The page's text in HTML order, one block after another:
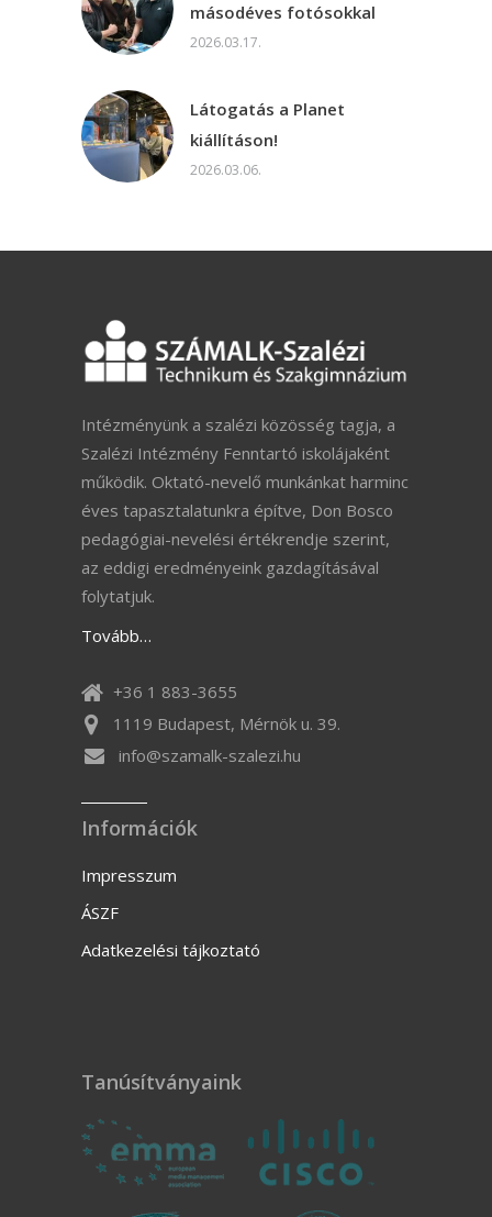
másodéves fotósokkal
2026.03.17.
Látogatás a Planet
kiállításon!
2026.03.06.
Intézményünk a szalézi közösség tagja, a
Szalézi Intézmény Fenntartó iskolájaként
működik. Oktató-nevelő munkánkat harminc
éves tapasztalatunkra építve, Don Bosco
pedagógiai-nevelési értékrendje szerint,
az eddigi eredményeink gazdagításával
folytatjuk.
Tovább…
+36 1 883-3655
1119 Budapest, Mérnök u. 39.
info@szamalk-szalezi.hu
Információk
Impresszum
ÁSZF
Adatkezelési tájkoztató
Tanúsítványaink